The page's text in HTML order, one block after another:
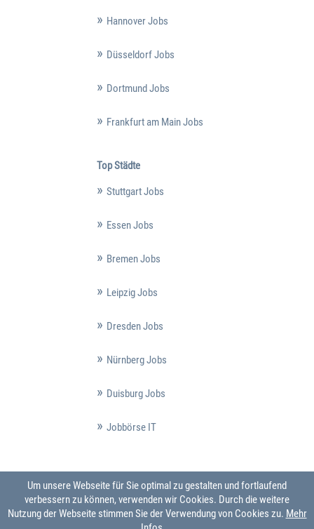
Hannover Jobs
Düsseldorf Jobs
Dortmund Jobs
Frankfurt am Main Jobs
Top Städte
Stuttgart Jobs
Essen Jobs
Bremen Jobs
Leipzig Jobs
Dresden Jobs
Nürnberg Jobs
Duisburg Jobs
Jobbörse IT
Um unsere Webseite für Sie optimal zu gestalten und fortlaufend
verbessern zu können, verwenden wir Cookies. Durch die weitere
Nutzung der Webseite stimmen Sie der Verwendung von Cookies zu. Mehr